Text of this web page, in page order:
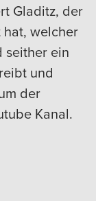
Gladitz, der
hat, welcher
seither ein
und
der
Kanal.